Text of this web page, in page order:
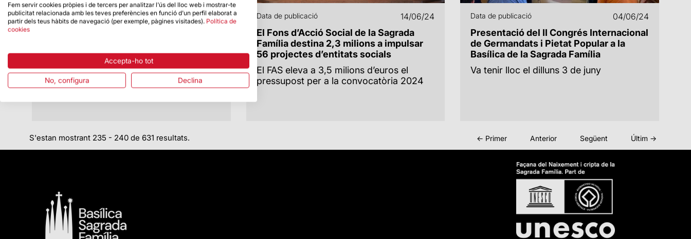
Data de publicació 17/06/24
la Sagrada Família de Natzaret
L’eucaristia va ser presidida pel Cardenal
Joan Josep Omella i Omella, Arquebisbe
de Barcelona
Data de publicació 14/06/24
El Fons d’Acció Social de la Sagrada
Família destina 2,3 milions a impulsar
56 projectes d’entitats socials
El FAS eleva a 3,5 milions d’euros el
pressupost per a la convocatòria 2024
Data de publicació 04/06/24
Presentació del II Congrés Internacional
de Germandats i Pietat Popular a la
Basílica de la Sagrada Família
Va tenir lloc el dilluns 3 de juny
S'estan mostrant 235 - 240 de 631 resultats. ← Primer Anterior Següent Últim →
Fem servir cookies pròpies i de tercers per analitzar l'ús del lloc web i mostrar-te
publicitat relacionada amb les teves preferències en funció d'un perfil elaborat a
partir dels teus hàbits de navegació (per exemple, pàgines visitades). Política de
cookies
Accepta-ho tot
No, configura Declina